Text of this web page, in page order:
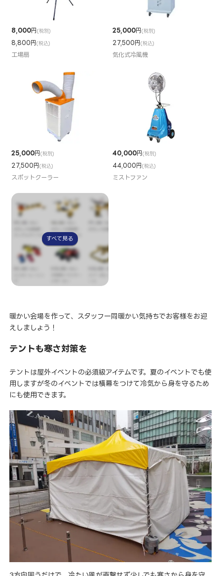
8,000円(税別)
8,800円(税込)
工場扇
25,000円(税別)
27,500円(税込)
気化式冷風機
25,000円(税別)
27,500円(税込)
スポットクーラー
40,000円(税別)
44,000円(税込)
ミストファン
すべて見る
暖かい会場を作って、スタッフ一同暖かい気持ちでお客様をお迎
えしましょう！
テントも寒さ対策を
テントは屋外イベントの必須級アイテムです。夏のイベントでも使
用しますが冬のイベントでは横幕をつけて冷気から身を守るため
にも使用できます。